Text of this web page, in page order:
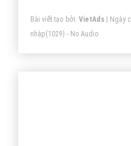
Bài viết tạo bởi: VietAds| Ngày
nhập(1029) - No Audio